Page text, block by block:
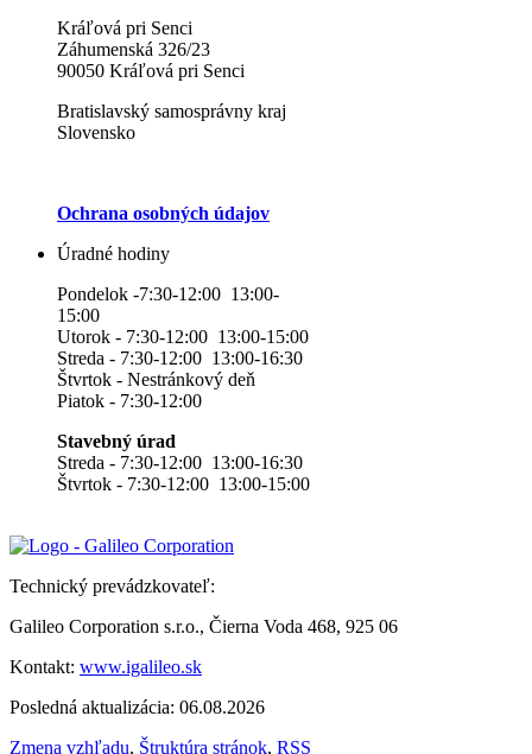
Kráľová pri Senci
Záhumenská 326/23
90050 Kráľová pri Senci
Bratislavský samosprávny kraj
Slovensko
Ochrana osobných údajov
Úradné hodiny
Pondelok -7:30-12:00 13:00-
15:00
Utorok - 7:30-12:00 13:00-15:00
Streda - 7:30-12:00 13:00-16:30
Štvrtok - Nestránkový deň
Piatok - 7:30-12:00
Stavebný úrad
Streda - 7:30-12:00 13:00-16:30
Štvrtok - 7:30-12:00 13:00-15:00
Technický prevádzkovateľ:
Galileo Corporation s.r.o., Čierna Voda 468, 925 06
Kontakt: www.igalileo.sk
Posledná aktualizácia: 06.08.2026
Zmena vzhľadu, Štruktúra stránok, RSS